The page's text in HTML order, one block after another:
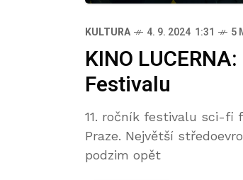
KULTURA 4. 9. 2024 1:31 5
KINO
Festivalu
11. ročník festivalu sci-fi
Praze. Největší
podzim opět